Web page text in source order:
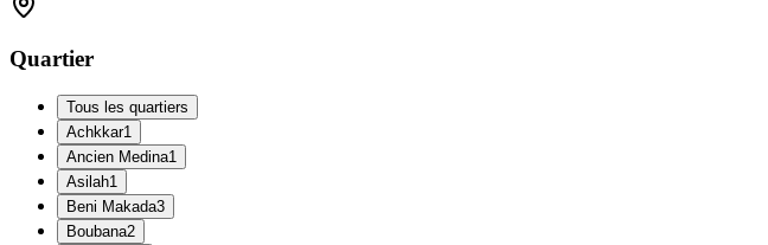
Quartier
Tous les quartiers
Achkkar1
Ancien Medina1
Asilah1
Beni Makada3
Boubana2